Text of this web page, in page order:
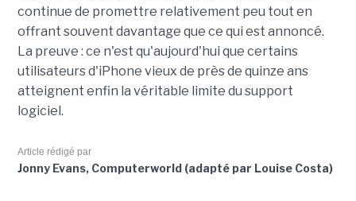
continue de promettre relativement peu tout en
offrant souvent davantage que ce qui est annoncé.
La preuve : ce n'est qu'aujourd'hui que certains
utilisateurs d'iPhone vieux de près de quinze ans
atteignent enfin la véritable limite du support
logiciel.
Article rédigé par
Jonny Evans, Computerworld (adapté par Louise Costa)